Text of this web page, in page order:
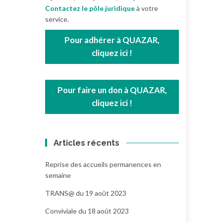
Contactez le pôle juridiqueà votre
service.
Pour adhérer à QUAZAR,
cliquez ici !
Pour faire un don à QUAZAR,
cliquez ici !
Articles récents
Reprise des accueils permanences en
semaine
TRANS@ du 19 août 2023
Conviviale du 18 août 2023